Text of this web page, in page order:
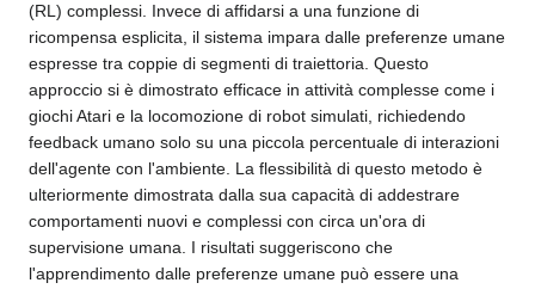
(RL) complessi. Invece di affidarsi a una funzione di
ricompensa esplicita, il sistema impara dalle preferenze umane
espresse tra coppie di segmenti di traiettoria. Questo
approccio si è dimostrato efficace in attività complesse come i
giochi Atari e la locomozione di robot simulati, richiedendo
feedback umano solo su una piccola percentuale di interazioni
dell'agente con l'ambiente. La flessibilità di questo metodo è
ulteriormente dimostrata dalla sua capacità di addestrare
comportamenti nuovi e complessi con circa un'ora di
supervisione umana. I risultati suggeriscono che
l'apprendimento dalle preferenze umane può essere una